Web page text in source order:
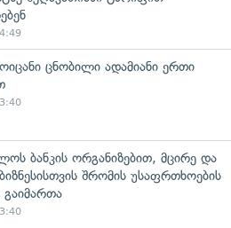
ცნობილი ადამიანი ერთი
ბანკის ორგანიზებით, მცირე და
შრომის უსაფრთხოების